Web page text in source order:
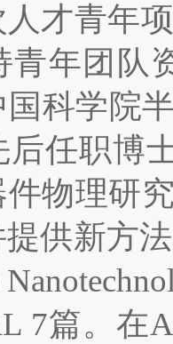
才青年
青年团队
国科学院
任职博
物理研
供新方
7篇。在